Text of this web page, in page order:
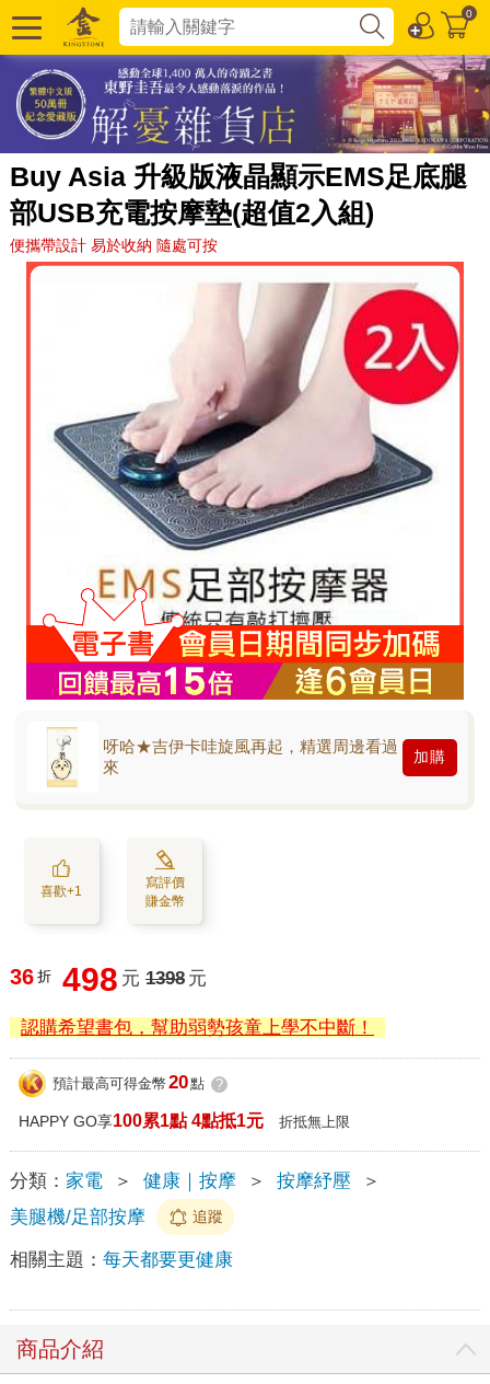
0
Buy Asia 升級版液晶顯示EMS足底腿
部USB充電按摩墊(超值2入組)
便攜帶設計 易於收納 隨處可按
呀哈★吉伊卡哇旋風再起，精選周邊看過
來
加購
喜歡+1
寫評價
賺金幣
36 折 498 元 1398 元
認購希望書包，幫助弱勢孩童上學不中斷！
預計最高可得金幣 20點 ?
HAPPY GO享100累1點 4點抵1元 折抵無上限
分類： 家電 ＞ 健康｜按摩 ＞ 按摩紓壓
＞
美腿機/足部按摩
追蹤
相關主題： 每天都要更健康
商品介紹